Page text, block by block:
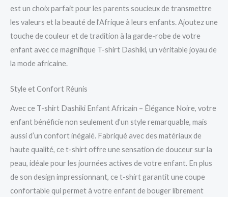
est un choix parfait pour les parents soucieux de transmettre
les valeurs et la beauté de l’Afrique à leurs enfants. Ajoutez une
touche de couleur et de tradition à la garde-robe de votre
enfant avec ce magnifique T-shirt Dashiki, un véritable joyau de
la mode africaine.
Style et Confort Réunis
Avec ce T-shirt Dashiki Enfant Africain – Élégance Noire, votre
enfant bénéficie non seulement d’un style remarquable, mais
aussi d’un confort inégalé. Fabriqué avec des matériaux de
haute qualité, ce t-shirt offre une sensation de douceur sur la
peau, idéale pour les journées actives de votre enfant. En plus
de son design impressionnant, ce t-shirt garantit une coupe
confortable qui permet à votre enfant de bouger librement